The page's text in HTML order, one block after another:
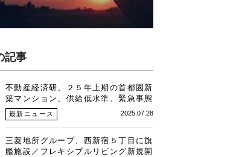
記事
不動産経済研、２５年上期の首都圏新
築マンション、供給低水準、緊急事態
時並み、価格最高値、２３区は平均
１・３億円に
最新ニュース 2025.07.28
三菱地所グループ、西新宿５丁目に旗
艦施設／フレキシブルリビング新規開